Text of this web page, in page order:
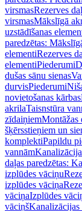
virsmasRezerves
virsmasMākslīgā
uzstādīšanas
paredzētas:
elementiRezerves
elementiPiederumi
dušas sānu sienas
durvisPiederumi
novietošanas kārbas
akrilaTaisnstūra
zīdaiņiemMontāžas
šķērsstieņiem un
komplektiPapildu
vannām
daļas paredzētas:
izplūdes vāciņu
izplūdes vāciņa
vāciņaIzplūdes
vāciņš